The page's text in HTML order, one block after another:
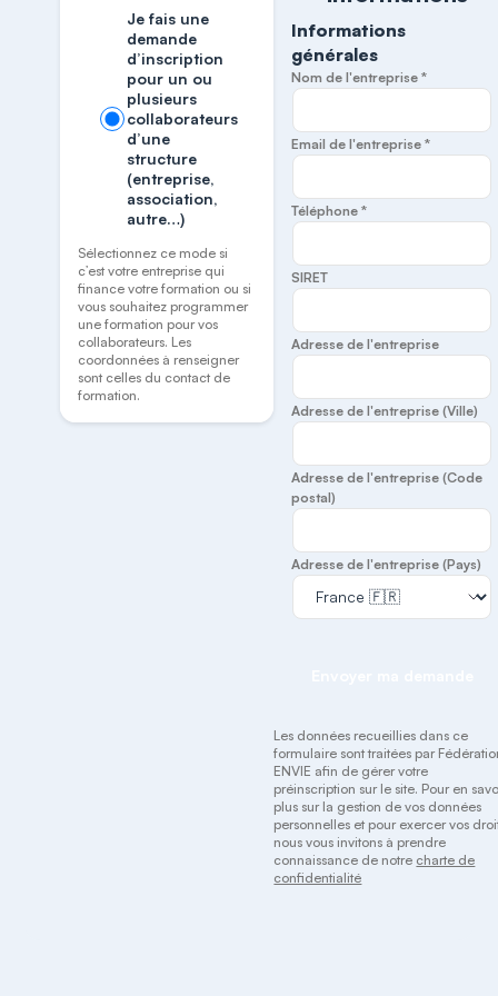
Je fais une
demande
d’inscription
pour un ou
plusieurs
collaborateurs
d’une
structure
(entreprise,
association,
autre…)
Sélectionnez ce mode si
c’est votre entreprise qui
finance votre formation ou si
vous souhaitez programmer
une formation pour vos
collaborateurs. Les
coordonnées à renseigner
sont celles du contact de
formation.
Informations
générales
Nom de l'entreprise *
Email de l'entreprise *
Téléphone *
SIRET
Adresse de l'entreprise
Adresse de l'entreprise (Ville)
Adresse de l'entreprise (Code
postal)
Adresse de l'entreprise (Pays)
Les données recueillies dans ce
formulaire sont traitées par
ENVIE afin de gérer votre
préinscription sur le site. Pour en
plus sur la gestion de vos données
personnelles et pour exercer vos
nous vous invitons à prendre
connaissance de notre charte de
confidentialité